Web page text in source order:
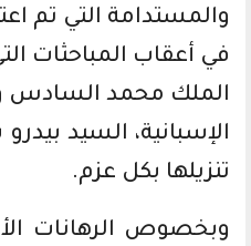
في أعقاب المباحثات
الملك محمد السادس
الإسبانية، السيد
تنزيلها بكل عزم.
وبخصوص الرهانات